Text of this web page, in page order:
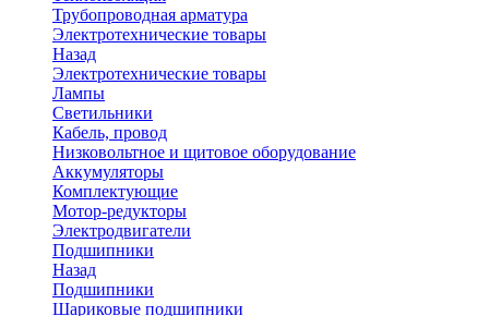
Трубопроводная арматура
Электротехнические товары
Назад
Электротехнические товары
Лампы
Светильники
Кабель, провод
Низковольтное и щитовое оборудование
Аккумуляторы
Комплектующие
Мотор-редукторы
Электродвигатели
Подшипники
Назад
Подшипники
Шариковые подшипники